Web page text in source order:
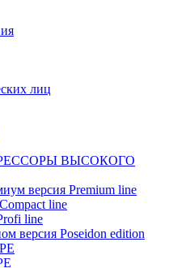
лиц
ВЫСОКОГО
версия Premium line
line
line
версия Poseidon edition